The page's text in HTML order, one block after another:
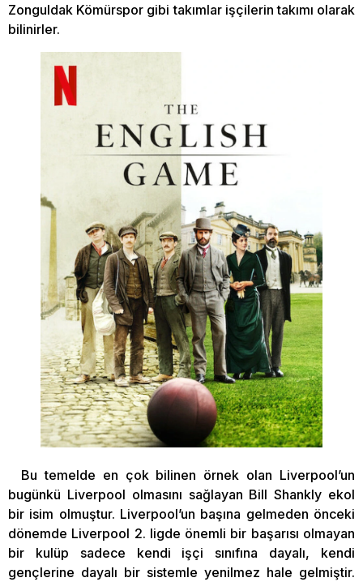
Zonguldak Kömürspor gibi takımlar işçilerin takımı olarak
bilinirler.
Bu temelde en çok bilinen örnek olan Liverpool’un
bugünkü Liverpool olmasını sağlayan Bill Shankly ekol
bir isim olmuştur. Liverpool’un başına gelmeden önceki
dönemde Liverpool 2. ligde önemli bir başarısı olmayan
bir kulüp sadece kendi işçi sınıfına dayalı, kendi
gençlerine dayalı bir sistemle yenilmez hale gelmiştir.